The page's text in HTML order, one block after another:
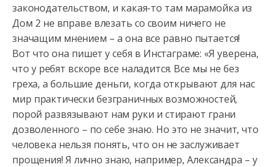
законодательством, и какая-то там марамойка из
Дом 2 не вправе влезать со своим ничего не
значащим мнением – а она все равно пытается!
Вот что она пишет у себя в Инстаграме: «Я уверена,
что у ребят вскоре все наладится. Все мы не без
греха, а большие деньги, когда открывают для нас
мир практически безграничных возможностей,
порой развязывают нам руки и стирают грани
дозволенного – по себе знаю. Но это не значит, что
человека нельзя понять, что он не заслуживает
прощения! Я лично знаю, например, Александра – у